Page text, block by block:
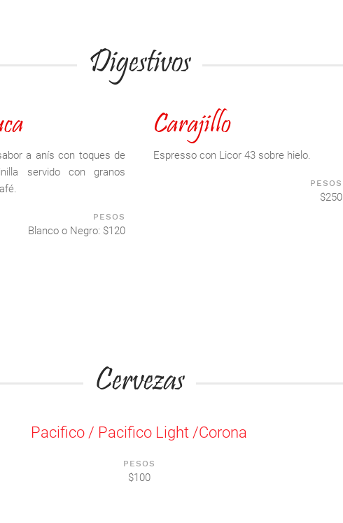
Digestivos
a anís con toques de
servido con granos
PESOS
Blanco o Negro: $120
Carajillo
Espresso con Licor 43 sobre hielo.
PESOS
$250
Cervezas
Pacifico / Pacifico Light /Corona
PESOS
$100